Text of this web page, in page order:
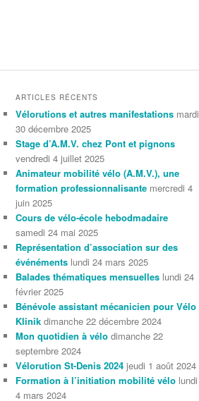
ARTICLES RÉCENTS
Vélorutions et autres manifestations mardi
30 décembre 2025
Stage d’A.M.V. chez Pont et pignons
vendredi 4 juillet 2025
Animateur mobilité vélo (A.M.V.), une
formation professionnalisante mercredi 4
juin 2025
Cours de vélo-école hebodmadaire
samedi 24 mai 2025
Représentation d’association sur des
événéments lundi 24 mars 2025
Balades thématiques mensuelles lundi 24
février 2025
Bénévole assistant mécanicien pour Vélo
Klinik dimanche 22 décembre 2024
Mon quotidien à vélo dimanche 22
septembre 2024
Vélorution St-Denis 2024 jeudi 1 août 2024
Formation à l’initiation mobilité vélo lundi
4 mars 2024